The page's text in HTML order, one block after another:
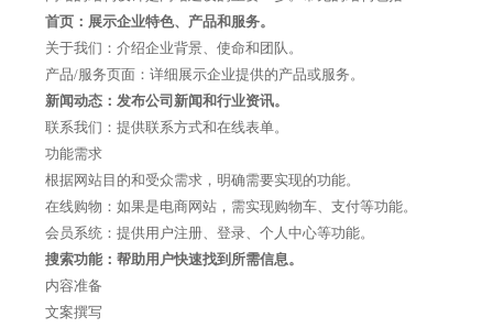
首页：展示企业特色、产品和服务。
关于我们：介绍企业背景、使命和团队。
产品/服务页面：详细展示企业提供的产品或服务。
新闻动态：发布公司新闻和行业资讯。
联系我们：提供联系方式和在线表单。
功能需求
根据网站目的和受众需求，明确需要实现的功能。
在线购物：如果是电商网站，需实现购物车、支付等功能。
会员系统：提供用户注册、登录、个人中心等功能。
搜索功能：帮助用户快速找到所需信息。
内容准备
文案撰写